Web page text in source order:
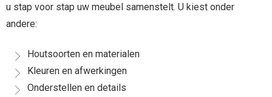
u stap voor stap uw meubel samenstelt. U kiest onder
andere:
Houtsoorten en materialen
Kleuren en afwerkingen
Onderstellen en details